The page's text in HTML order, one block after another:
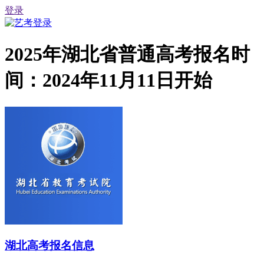
登录
2025年湖北省普通高考报名时
间：2024年11月11日开始
湖北高考报名信息